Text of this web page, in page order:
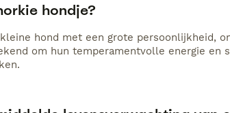
hondje?
hond met een grote persoonlijkheid,
om hun temperamentvolle energie